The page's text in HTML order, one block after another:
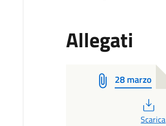
Allegati
28 marzo
PDF
Scarica